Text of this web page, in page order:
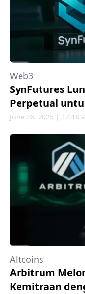
Web3
SynFutures
Perpetual
June 26, 2025 | 17:18
Altcoins
Arbitrum
Kemitraan